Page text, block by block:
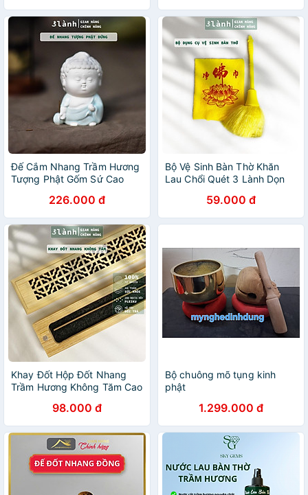
Thư Giãn
Thước Nhang
Đế Cắm Nhang Trầm Hương
Tượng Phật Gốm Sứ Cao
3 Lành Trang Trí Tâm Linh
Thờ Cúng
226.000 đ
Bộ Vệ Sinh Bàn Thờ Khăn
Lau Chổi Quét 3 Lành Dọn
Thần Tài Gia Tiên Tâm Linh
Cuối Năm
59.000 đ
Khay Đốt Hộp Đốt Nhang
Trầm Hương Không Tăm Cao
Có Miếng Lót Chống Cháy
Trang Trí Nhà Cửa Yoga
Thiền Định Thư Giãn
98.000 đ
Bộ chuông mõ tụng kinh
phật
1.299.000 đ